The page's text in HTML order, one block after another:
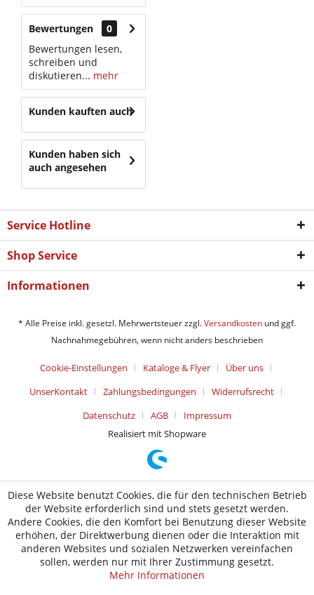
Bewertungen
0
Bewertungen lesen,
schreiben und
diskutieren... mehr
Kunden kauften auch
Kunden haben sich
auch angesehen
Service Hotline
Shop Service
Informationen
* Alle Preise inkl. gesetzl. Mehrwertsteuer zzgl.Versandkosten und ggf.
Nachnahmegebühren, wenn nicht anders beschrieben
Cookie-Einstellungen Kataloge & Flyer
Über uns
UnserKontakt
Zahlungsbedingungen
Widerrufsrecht
Datenschutz
AGB
Impressum
Realisiert mit Shopware
Diese Website benutzt Cookies, die für den technischen Betrieb
der Website erforderlich sind und stets gesetzt werden.
Andere Cookies, die den Komfort bei Benutzung dieser Website
erhöhen, der Direktwerbung dienen oder die Interaktion mit
anderen Websites und sozialen Netzwerken vereinfachen
sollen, werden nur mit Ihrer Zustimmung gesetzt.
Mehr Informationen